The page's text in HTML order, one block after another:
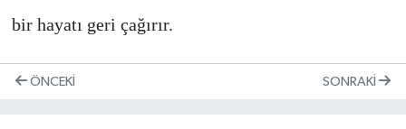
bir hayatı geri çağırır.
ÖNCEKI SONRAKI